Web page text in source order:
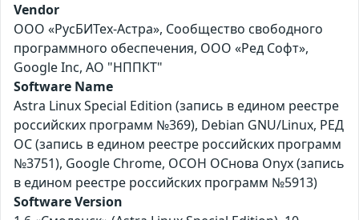
Vendor
ООО «РусБИТех-Астра», Сообщество свободного
программного обеспечения, ООО «Ред Софт»,
Google Inc, АО "НППКТ"
Software Name
Astra Linux Special Edition (запись в едином реестре
российских программ №369), Debian GNU/Linux, РЕД
ОС (запись в едином реестре российских программ
№3751), Google Chrome, ОСОН ОСнова Оnyx (запись
в едином реестре российских программ №5913)
Software Version